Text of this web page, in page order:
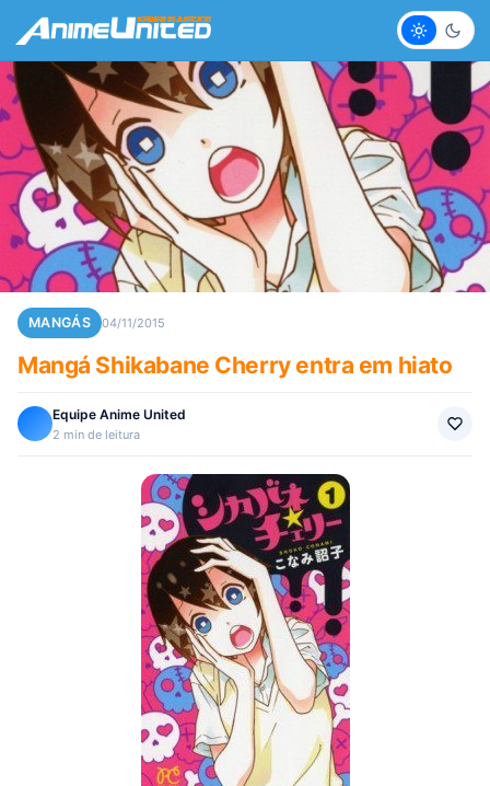
Claro
MANGÁS 04/11/2015
Mangá Shikabane Cherry entra em hiato
Equipe Anime United
2 min de leitura